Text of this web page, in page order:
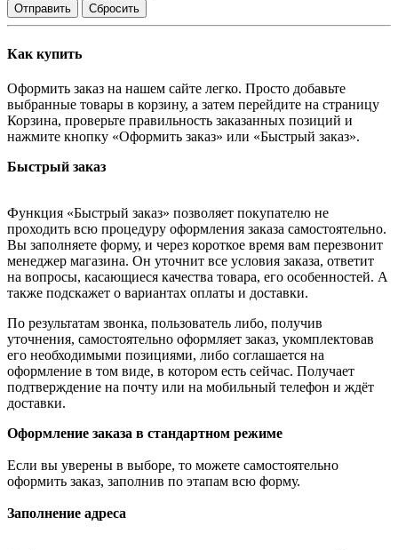
Отправить Сбросить
Как купить
Оформить заказ на нашем сайте легко. Просто добавьте
выбранные товары в корзину, а затем перейдите на страницу
Корзина, проверьте правильность заказанных позиций и
нажмите кнопку «Оформить заказ» или «Быстрый заказ».
Быстрый заказ
Функция «Быстрый заказ» позволяет покупателю не
проходить всю процедуру оформления заказа самостоятельно.
Вы заполняете форму, и через короткое время вам перезвонит
менеджер магазина. Он уточнит все условия заказа, ответит
на вопросы, касающиеся качества товара, его особенностей. А
также подскажет о вариантах оплаты и доставки.
По результатам звонка, пользователь либо, получив
уточнения, самостоятельно оформляет заказ, укомплектовав
его необходимыми позициями, либо соглашается на
оформление в том виде, в котором есть сейчас. Получает
подтверждение на почту или на мобильный телефон и ждёт
доставки.
Оформление заказа в стандартном режиме
Если вы уверены в выборе, то можете самостоятельно
оформить заказ, заполнив по этапам всю форму.
Заполнение адреса